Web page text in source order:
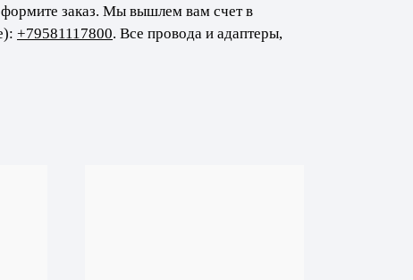
заказ. Мы вышлем вам счет в
+79581117800. Все провода и адаптеры,